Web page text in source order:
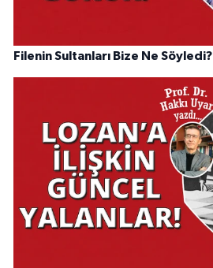
Filenin Sultanları Bize Ne Söyledi?